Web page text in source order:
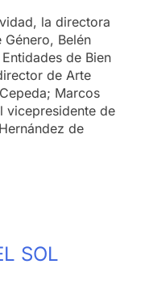
la directora
Belén
de Bien
de Arte
Marcos
vicepresidente de
de
SOL